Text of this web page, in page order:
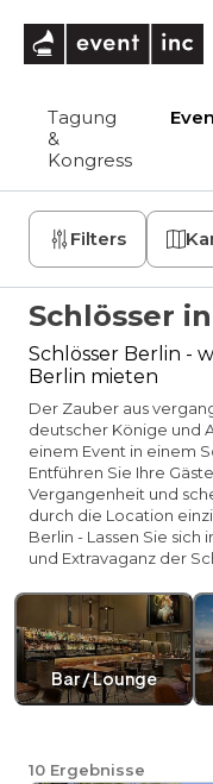
Tagung
&
Kongress
Filters
Schlösser
Schlösser Berlin -
Berlin mieten
Der Zauber aus
deutscher Könige und
einem Event in einem
Entführen Sie Ihre
Vergangenheit und
durch die Location
Berlin - Lassen Sie sich
und Extravaganz der
Bar / Lounge
10 Ergebnisse